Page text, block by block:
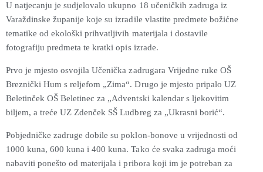
U natjecanju je sudjelovalo ukupno 18 učeničkih zadruga iz
Varaždinske županije koje su izradile vlastite predmete božićne
tematike od ekološki prihvatljivih materijala i dostavile
fotografiju predmeta te kratki opis izrade.
Prvo je mjesto osvojila Učenička zadrugara Vrijedne ruke OŠ
Breznički Hum s reljefom „Zima“. Drugo je mjesto pripalo UZ
Beletinček OŠ Beletinec za „Adventski kalendar s ljekovitim
biljem, a treće UZ Zdenček SŠ Ludbreg za „Ukrasni borić“.
Pobjedničke zadruge dobile su poklon-bonove u vrijednosti od
1000 kuna, 600 kuna i 400 kuna. Tako će svaka zadruga moći
nabaviti ponešto od materijala i pribora koji im je potreban za